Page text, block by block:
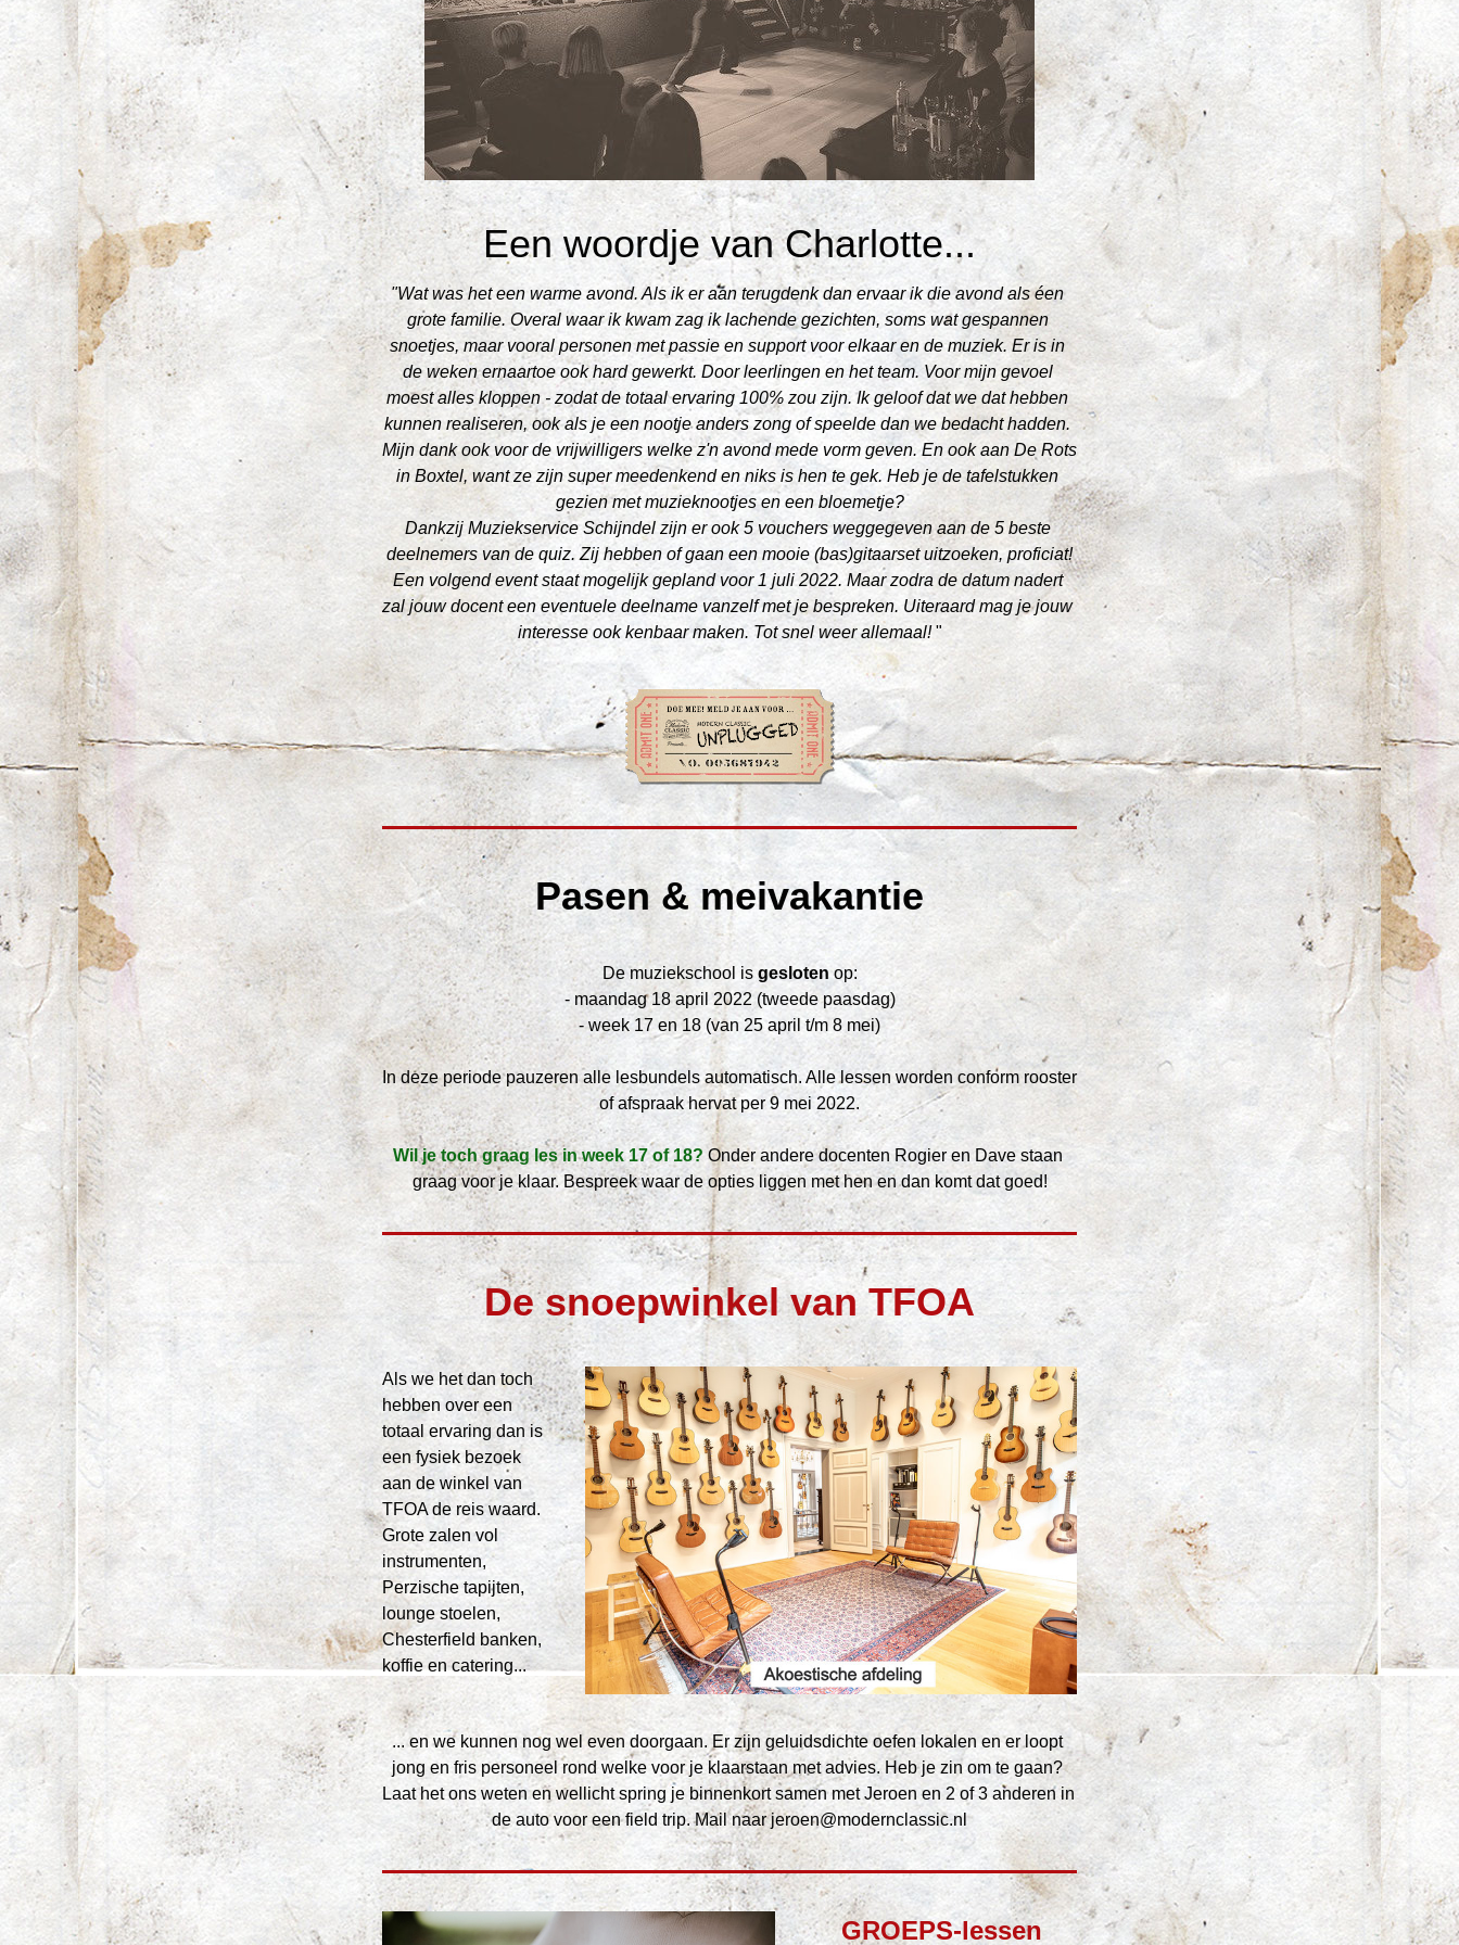
Een woordje van Charlotte...
"Wat was het een warme avond. Als ik er aan terugdenk dan ervaar ik die avond als éen
grote familie. Overal waar ik kwam zag ik lachende gezichten, soms wat gespannen
snoetjes, maar vooral personen met passie en support voor elkaar en de muziek. Er is in
de weken ernaartoe ook hard gewerkt. Door leerlingen en het team. Voor mijn gevoel
moest alles kloppen - zodat de totaal ervaring 100% zou zijn. Ik geloof dat we dat hebben
kunnen realiseren, ook als je een nootje anders zong of speelde dan we bedacht hadden.
Mijn dank ook voor de vrijwilligers welke z'n avond mede vorm geven. En ook aan De Rots
in Boxtel, want ze zijn super meedenkend en niks is hen te gek. Heb je de tafelstukken
gezien met muzieknootjes en een bloemetje?
Dankzij Muziekservice Schijndel zijn er ook 5 vouchers weggegeven aan de 5 beste
deelnemers van de quiz. Zij hebben of gaan een mooie (bas)gitaarset uitzoeken, proficiat!
Een volgend event staat mogelijk gepland voor 1 juli 2022. Maar zodra de datum nadert
zal jouw docent een eventuele deelname vanzelf met je bespreken. Uiteraard mag je jouw
interesse ook kenbaar maken. Tot snel weer allemaal! "
Pasen & meivakantie
De muziekschool is gesloten op:
- maandag 18 april 2022 (tweede paasdag)
- week 17 en 18 (van 25 april t/m 8 mei)
In deze periode pauzeren alle lesbundels automatisch. Alle lessen worden conform rooster
of afspraak hervat per 9 mei 2022.
Wil je toch graag les in week 17 of 18? Onder andere docenten Rogier en Dave staan
graag voor je klaar. Bespreek waar de opties liggen met hen en dan komt dat goed!
De snoepwinkel van TFOA
Als we het dan toch
hebben over een
totaal ervaring dan is
een fysiek bezoek
aan de winkel van
TFOA de reis waard.
Grote zalen vol
instrumenten,
Perzische tapijten,
lounge stoelen,
Chesterfield banken,
koffie en catering...
... en we kunnen nog wel even doorgaan. Er zijn geluidsdichte oefen lokalen en er loopt
jong en fris personeel rond welke voor je klaarstaan met advies. Heb je zin om te gaan?
Laat het ons weten en wellicht spring je binnenkort samen met Jeroen en 2 of 3 anderen in
de auto voor een field trip. Mail naar jeroen@modernclassic.nl
GROEPS-lessen